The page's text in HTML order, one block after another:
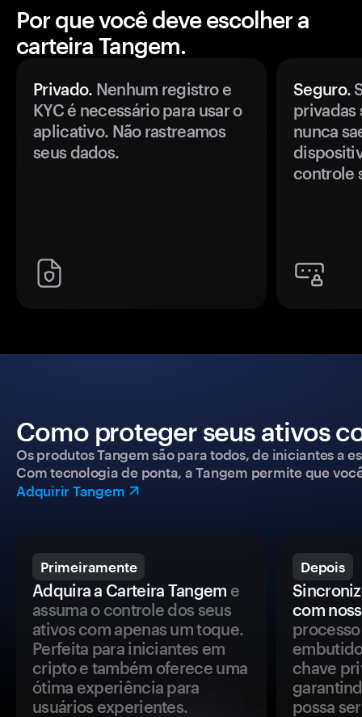
Por que você deve escolher a
carteira Tangem.
Privado. Nenhum registro e
KYC é necessário para usar o
aplicativo. Não rastreamos
seus dados.
Seguro.
privadas
nunca
controle
Como proteger seus ativos
Os produtos Tangem são para todos, de iniciantes a
Com tecnologia de ponta, a Tangem permite que
Adquirir Tangem
Primeiramente
Adquira a Carteira Tangem e
assuma o controle dos seus
ativos com apenas um toque.
Perfeita para iniciantes em
cripto e também oferece uma
ótima experiência para
usuários experientes.
Depois
com
chave
possa